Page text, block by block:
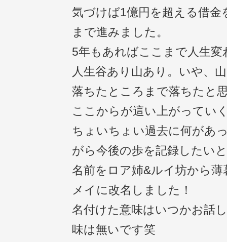
気づけば1億円を超える借金
まで進みました。
5年もあればここまで人生
人生谷あり山あり。いや、
落ちたところまで落ちたと
ここからが這い上がってい
ちょいちょい過去に何があ
がら今後の歩を記録したい
名前をロア姉&ルイ坊から
メイに改名しました！
名付けた意味はいつかお話
味は無いです笑